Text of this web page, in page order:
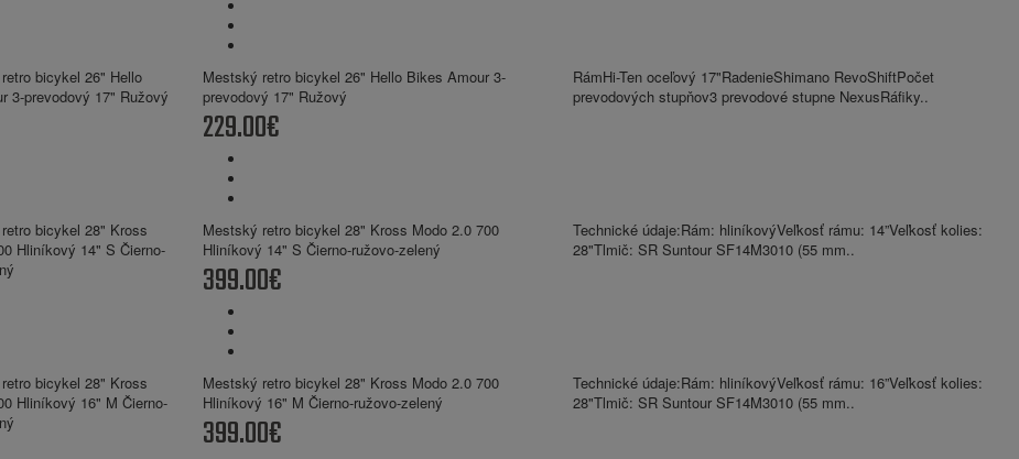
Mestský retro bicykel 26" Hello Bikes Amour 3-
prevodový 17" Ružový
229.00€
RámHi-Ten oceľový 17"RadenieShimano RevoShiftPočet
prevodových stupňov3 prevodové stupne NexusRáfiky..
Mestský retro bicykel 28" Kross Modo 2.0 700
Hliníkový 14" S Čierno-ružovo-zelený
399.00€
Technické údaje:Rám: hliníkovýVeľkosť rámu: 14”Veľkosť kolies:
28"Tlmič: SR Suntour SF14M3010 (55 mm..
Mestský retro bicykel 28" Kross Modo 2.0 700
Hliníkový 16" M Čierno-ružovo-zelený
399.00€
Technické údaje:Rám: hliníkovýVeľkosť rámu: 16”Veľkosť kolies:
28"Tlmič: SR Suntour SF14M3010 (55 mm..